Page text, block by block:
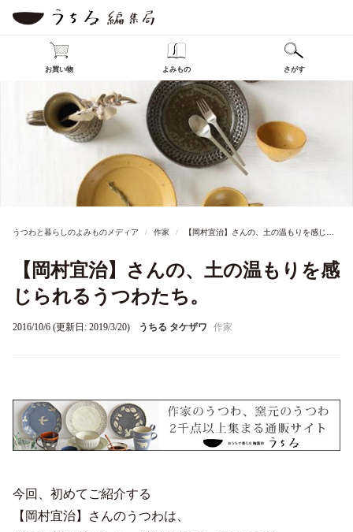
お買い物 よみもの さがす
うつわと暮らしのよみものメディア 作家 【岡村宜治】さんの、土の温もりを感じられるうつわたち。
【岡村宜治】さんの、土の温もりを感
じられるうつわたち。
2016/10/6 (更新日: 2019/3/20) うちる タケザワ 作家
今回、初めてご紹介する
【岡村宜治】さんのうつわは、